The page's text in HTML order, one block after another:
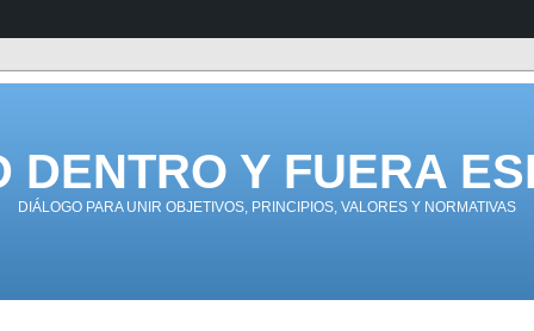
DENTRO Y FUERA
DIÁLOGO PARA UNIR OBJETIVOS, PRINCIPIOS, VALORES Y NORMATIVAS